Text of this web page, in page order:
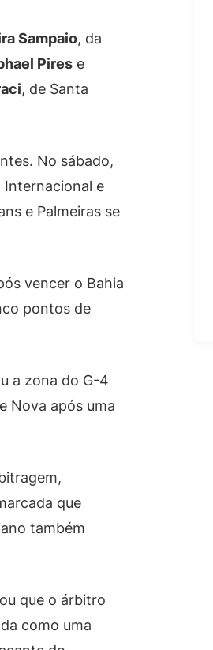
Sampaio, da
Pires e
, de Santa
No sábado,
Internacional e
e Palmeiras se
vencer o Bahia
pontos de
a zona do G-4
Nova após uma
que
também
que o árbitro
como uma